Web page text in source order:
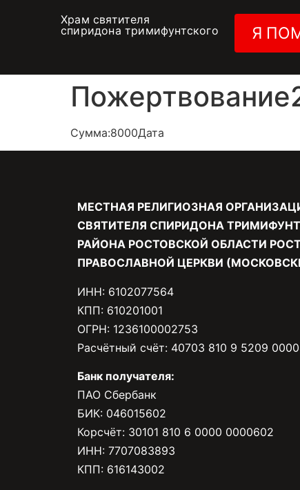
Храм святителя
спиридона тримифунтского
Я
Сумма:8000Дата
МЕСТНАЯ РЕЛИГИОЗНАЯ
СВЯТИТЕЛЯ СПИРИДОНА
РАЙОНА РОСТОВСКОЙ ОБЛАСТИ
ПРАВОСЛАВНОЙ ЦЕРКВИ
ИНН: 6102077564
КПП: 610201001
ОГРН: 1236100002753
Расчётный счёт: 40703 810 9 5209
Банк получателя:
ПАО Сбербанк
БИК: 046015602
Корсчёт: 30101 810 6 0000 0000602
ИНН: 7707083893
КПП: 616143002